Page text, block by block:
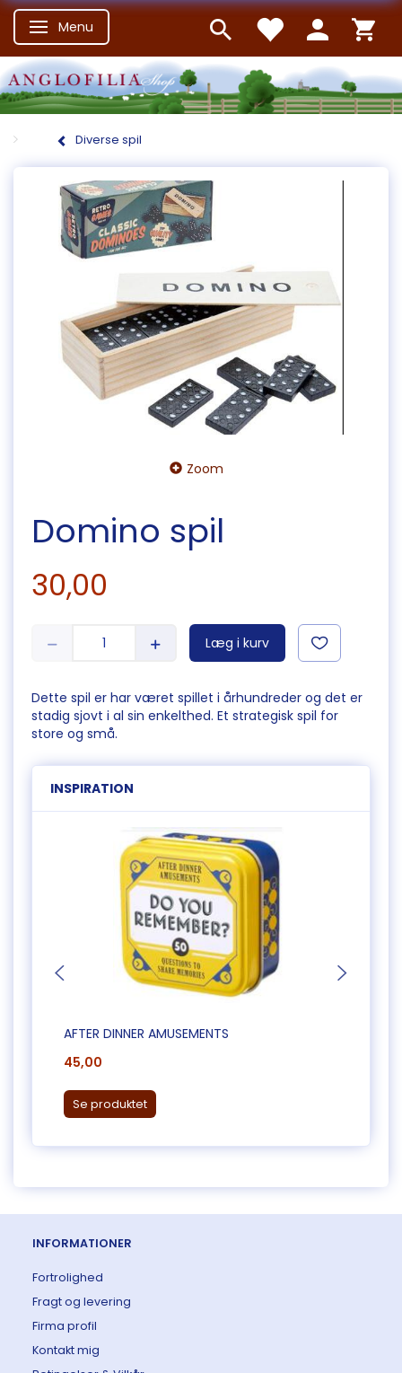
Skifte navigation
Menu
Diverse spil
Zoom
Domino spil
30,00
Læg i kurv
Dette spil er har været spillet i århundreder og det er
stadig sjovt i al sin enkelthed. Et strategisk spil for
store og små.
INSPIRATION
AFTER DINNER AMUSEMENTS
45,00
Se produktet
INFORMATIONER
Fortrolighed
Fragt og levering
Firma profil
Kontakt mig